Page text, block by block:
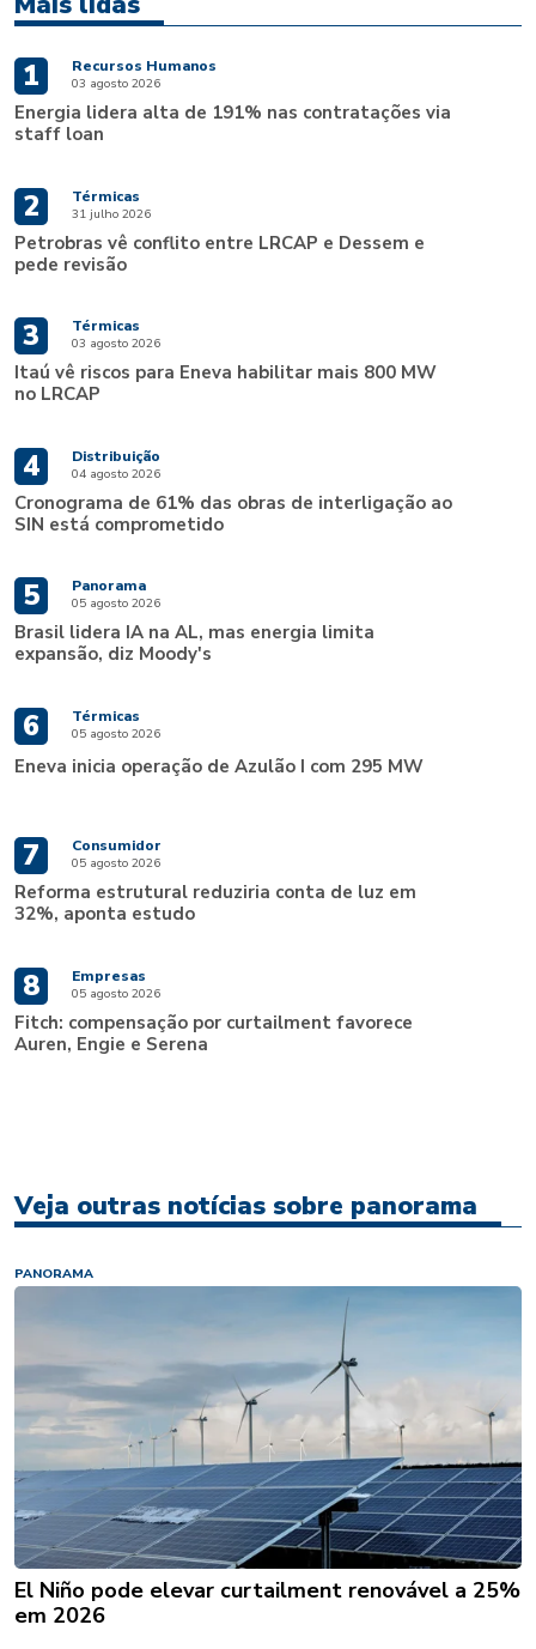
1 Recursos Humanos
03 agosto 2026
Energia lidera alta de 191% nas contratações via
staff loan
2 Térmicas
31 julho 2026
Petrobras vê conflito entre LRCAP e Dessem e
pede revisão
3 Térmicas
03 agosto 2026
Itaú vê riscos para Eneva habilitar mais 800 MW
no LRCAP
4 Distribuição
04 agosto 2026
Cronograma de 61% das obras de interligação ao
SIN está comprometido
5 Panorama
05 agosto 2026
Brasil lidera IA na AL, mas energia limita
expansão, diz Moody's
6 Térmicas
05 agosto 2026
Eneva inicia operação de Azulão I com 295 MW
7 Consumidor
05 agosto 2026
Reforma estrutural reduziria conta de luz em
32%, aponta estudo
8 Empresas
05 agosto 2026
Fitch: compensação por curtailment favorece
Auren, Engie e Serena
Veja outras notícias sobre panorama
PANORAMA
El Niño pode elevar curtailment renovável a 25%
em 2026